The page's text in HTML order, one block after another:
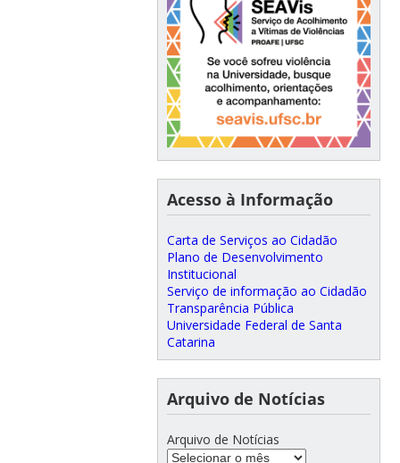
Acesso à Informação
Carta de Serviços ao Cidadão
Plano de Desenvolvimento
Institucional
Serviço de informação ao Cidadão
Transparência Pública
Universidade Federal de Santa
Catarina
Arquivo de Notícias
Arquivo de Notícias